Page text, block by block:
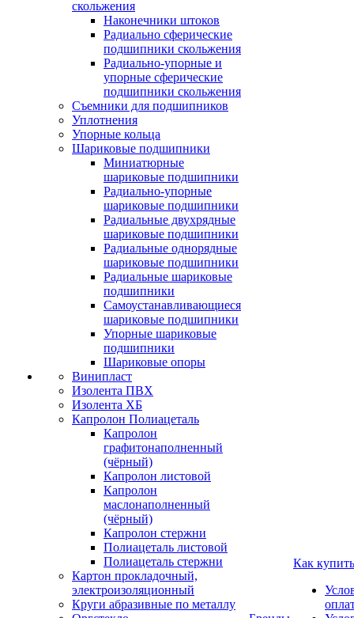
скольжения
Наконечники штоков
Радиально сферические
подшипники скольжения
Радиально-упорные и
упорные сферические
подшипники скольжения
Съемники для подшипников
Уплотнения
Упорные кольца
Шариковые подшипники
Миниатюрные
шариковые подшипники
Радиально-упорные
шариковые подшипники
Радиальные двухрядные
шариковые подшипники
Радиальные однорядные
шариковые подшипники
Радиальные шариковые
подшипники
Самоустанавливающиеся
шариковые подшипники
Упорные шариковые
подшипники
Шариковые опоры
Винипласт
Изолента ПВХ
Изолента ХБ
Капролон Полиацеталь
Капролон
графитонаполненный
(чёрный)
Капролон листовой
Капролон
маслонаполненный
(чёрный)
Капролон стержни
Полиацеталь листовой
Полиацеталь стержни
Картон прокладочный,
электроизоляционный
Круги абразивные по металлу
Как купить